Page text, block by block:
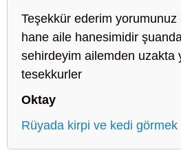
Teşekkür ederim
hane aile hanesimidir
sehirdeyim ailemden uzakta
tesekkurler
Oktay
Rüyada kirpi ve kedi görmek